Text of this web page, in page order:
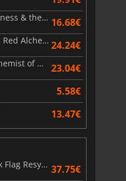
Atelier Ryza Ever Darkness & the Secret Hideout DX 16.68€
Atelier Resleriana The Red Alchemist & the White Guardian 24.24€
Atelier Yumia The Alchemist of Memories & the Envisioned Land 23.04€
5.58€
13.47€
Assassin's Creed Black Flag Resynced 37.75€